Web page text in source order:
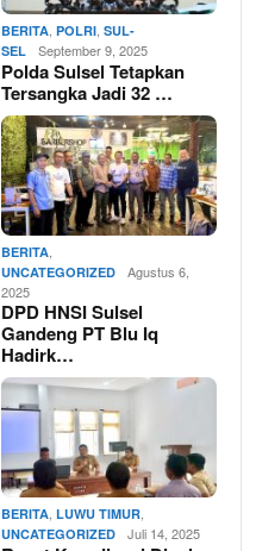
BERITA POLRI SUL-
SEL
September 9, 2025
Polda Sulsel Tetapkan
Tersangka Jadi 32 …
BERITA
UNCATEGORIZED
Agustus 6,
2025
DPD HNSI Sulsel
Gandeng PT Blu Iq
Hadirk…
BERITA, LUWU TIMUR,
UNCATEGORIZED Juli 14, 2025